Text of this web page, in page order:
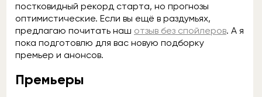
постковидный рекорд старта, но прогнозы
оптимистические. Если вы ещё в раздумьях,
предлагаю почитать наш отзыв без спойлеров. А я
пока подготовлю для вас новую подборку
премьер и анонсов.
Премьеры